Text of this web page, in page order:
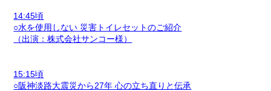
14:45頃
○水を使用しない 災害トイレセットのご紹介
（出演：株式会社サンコー様）
15:15頃
○阪神淡路大震災から27年 心の立ち直りと伝承